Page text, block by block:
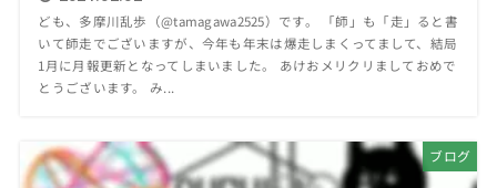
ども、多摩川乱歩（@tamagawa2525）です。 「師」も「走」ると書
いて師走でございますが、今年も年末は爆走しまくってまして、結局
1月に月報更新となってしまいました。 あけおメリクリましておめで
とうございます。 み...
ブログ